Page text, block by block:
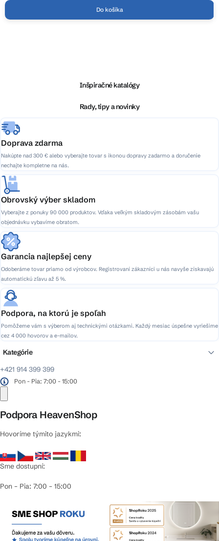
Do košíka
e
Inšpiračné katalógy
Rady, tipy a novinky
Doprava zdarma
Nakúpte nad 300 € alebo vyberajte tovar s ikonou dopravy zadarmo a doručenie
nechajte kompletne na nás.
Obrovský výber skladom
Vyberajte z ponuky 90 000 produktov. Vďaka veľkým skladovým zásobám vašu
objednávku vybavíme obratom.
Garancia najlepšej ceny
Odoberáme tovar priamo od výrobcov. Registrovaní zákazníci u nás navyše získavajú
automatickú zľavu až 5 %.
Podpora, na ktorú je spoľah
Pomôžeme vám s výberom aj technickými otázkami. Každý mesiac úspešne vyriešime
cez 4 000 hovorov a e-mailov.
+421 914 399 399
Pon - Pia: 7:00 - 15:00
Podpora HeavenShop
Hovoríme týmito jazykmi:
Sme dostupní:
Pon – Pia: 7:00 – 15:00
Kategórie